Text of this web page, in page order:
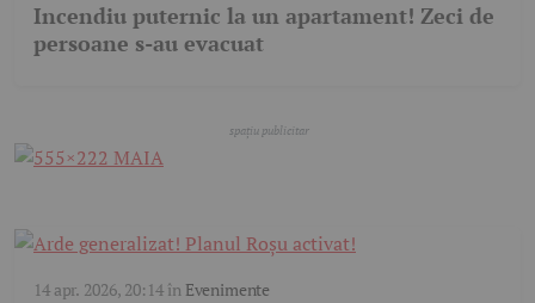
Incendiu puternic la un apartament! Zeci de
persoane s-au evacuat
14 apr. 2026, 20:14în Evenimente